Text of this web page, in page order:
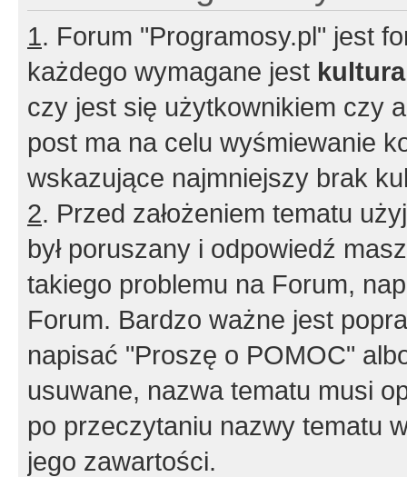
1. Forum "Programosy.pl" jest
każdego wymagane jest
czy jest się użytkownikiem czy
post ma na celu wyśmiewanie
wskazujące najmniejszy brak
2. Przed założeniem tematu
był poruszany i odpowiedź
takiego problemu na Forum,
Forum. Bardzo ważne jest
napisać "Proszę o POMOC"
usuwane, nazwa tematu musi
po przeczytaniu nazwy tematu
jego zawartości.